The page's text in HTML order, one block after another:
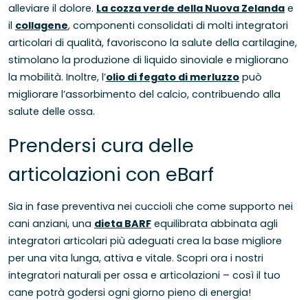
alleviare il dolore. La cozza verde della Nuova Zelanda e
il collagene, componenti consolidati di molti integratori
articolari di qualità, favoriscono la salute della cartilagine,
stimolano la produzione di liquido sinoviale e migliorano
la mobilità. Inoltre, l’olio di fegato di merluzzo può
migliorare l’assorbimento del calcio, contribuendo alla
salute delle ossa.
Prendersi cura delle
articolazioni con eBarf
Sia in fase preventiva nei cuccioli che come supporto nei
cani anziani, una dieta BARF equilibrata abbinata agli
integratori articolari più adeguati crea la base migliore
per una vita lunga, attiva e vitale. Scopri ora i nostri
integratori naturali per ossa e articolazioni – così il tuo
cane potrà godersi ogni giorno pieno di energia!